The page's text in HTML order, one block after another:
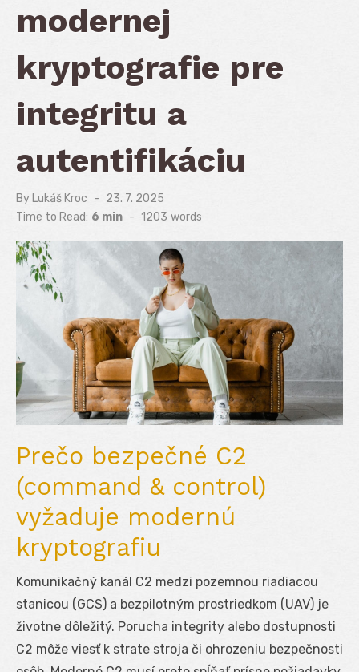
modernej
kryptografie pre
integritu a
autentifikáciu
By Lukáš Kroc
Posted
on
23. 7. 2025
Time to Read: 6 min - 1203 words
Prečo bezpečné C2
(command & control)
vyžaduje modernú
kryptografiu
Komunikačný kanál C2 medzi pozemnou riadiacou
stanicou (GCS) a bezpilotným prostriedkom (UAV) je
životne dôležitý. Porucha integrity alebo dostupnosti
C2 môže viesť k strate stroja či ohrozeniu bezpečnosti